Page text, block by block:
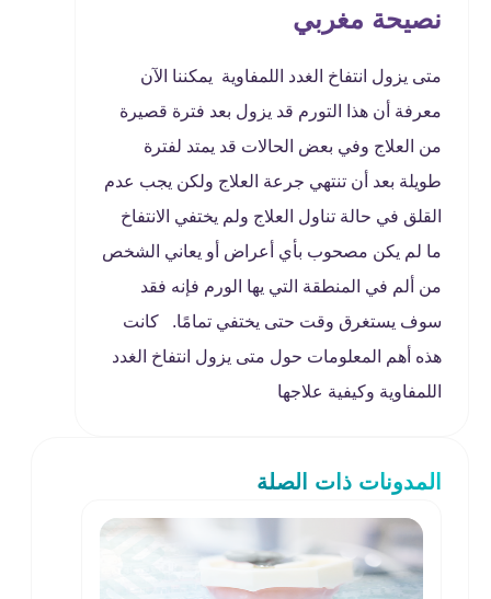
نصيحة مغربي
متى يزول انتفاخ الغدد اللمفاوية يمكننا الآن
معرفة أن هذا التورم قد يزول بعد فترة قصيرة
من العلاج وفي بعض الحالات قد يمتد لفترة
طويلة بعد أن تنتهي جرعة العلاج ولكن يجب عدم
القلق في حالة تناول العلاج ولم يختفي الانتفاخ
ما لم يكن مصحوب بأي أعراض أو يعاني الشخص
من ألم في المنطقة التي يها الورم فإنه فقد
سوف يستغرق وقت حتى يختفي تمامًا. كانت
هذه أهم المعلومات حول متى يزول انتفاخ الغدد
اللمفاوية وكيفية علاجها
المدونات ذات الصلة